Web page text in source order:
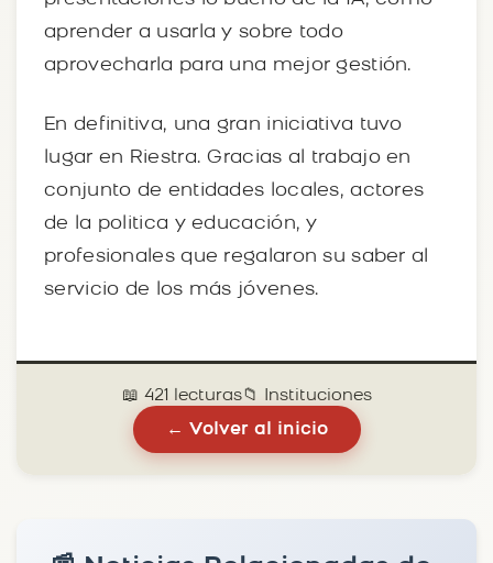
aprender a usarla y sobre todo
aprovecharla para una mejor gestión.
En definitiva, una gran iniciativa tuvo
lugar en Riestra. Gracias al trabajo en
conjunto de entidades locales, actores
de la politica y educación, y
profesionales que regalaron su saber al
servicio de los más jóvenes.
📖 421 lecturas📁 Instituciones
← Volver al inicio